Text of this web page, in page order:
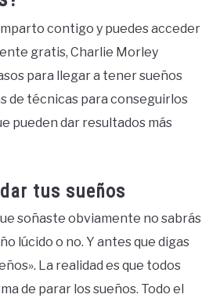
contigo y puedes acceder
gratis, Charlie Morley
para llegar a tener sueños
de técnicas para conseguirlos
pueden dar resultados más
tus sueños
soñaste obviamente no sabrás
lúcido o no. Y antes que digas
La realidad es que todos
de parar los sueños. Todo el